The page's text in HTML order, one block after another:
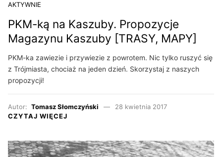
AKTYWNIE
PKM-ką na Kaszuby. Propozycje
Magazynu Kaszuby [TRASY, MAPY]
PKM-ka zawiezie i przywiezie z powrotem. Nic tylko ruszyć się
z Trójmiasta, chociaż na jeden dzień. Skorzystaj z naszych
propozycji!
Autor: Tomasz Słomczyński
28 kwietnia 2017
CZYTAJ WIĘCEJ